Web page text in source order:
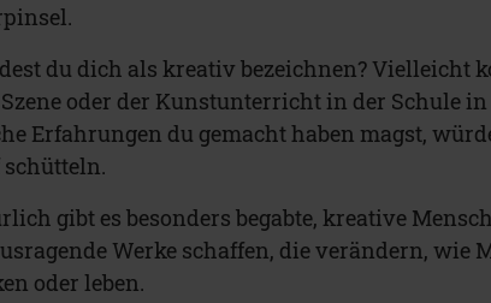
du dich als kreativ bezeichnen? Vielleicht
oder der Kunstunterricht in der Schule
Erfahrungen du gemacht haben magst,
schütteln.
gibt es besonders begabte, kreative
Werke schaffen, die verändern, wie
oder leben.